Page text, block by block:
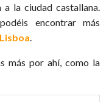
la ciudad castallana.
encontrar más
.
más por ahí, como la